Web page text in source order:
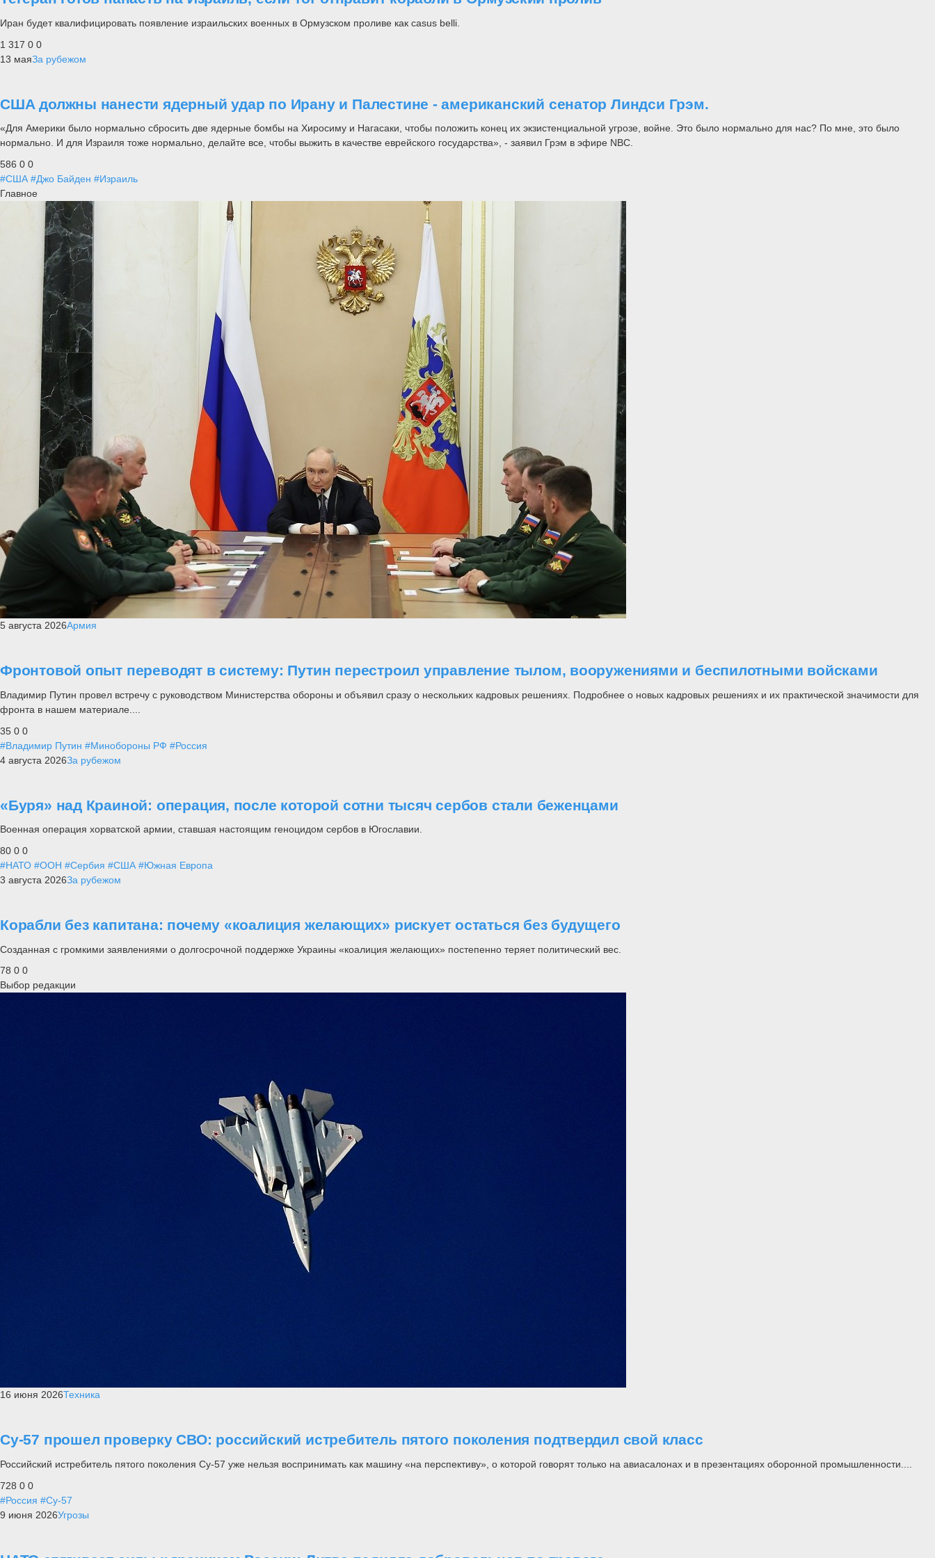
Иран будет квалифицировать появление израильских военных в Ормузском проливе как casus belli.
1 317 0 0
13 маяЗа рубежом
США должны нанести ядерный удар по Ирану и Палестине - американский сенатор Линдси Грэм.
«Для Америки было нормально сбросить две ядерные бомбы на Хиросиму и Нагасаки, чтобы положить конец их экзистенциальной угрозе, войне. Это было нормально для нас? По мне, это было
нормально. И для Израиля тоже нормально, делайте все, чтобы выжить в качестве еврейского государства», - заявил Грэм в эфире NBC.
586 0 0
#США #Джо Байден #Израиль
Главное
5 августа 2026Армия
Фронтовой опыт переводят в систему: Путин перестроил управление тылом, вооружениями и беспилотными войсками
Владимир Путин провел встречу с руководством Министерства обороны и объявил сразу о нескольких кадровых решениях. Подробнее о новых кадровых решениях и их практической значимости для
фронта в нашем материале....
35 0 0
#Владимир Путин #Минобороны РФ #Россия
4 августа 2026За рубежом
«Буря» над Краиной: операция, после которой сотни тысяч сербов стали беженцами
Военная операция хорватской армии, ставшая настоящим геноцидом сербов в Югославии.
80 0 0
#НАТО #ООН #Сербия #США #Южная Европа
3 августа 2026За рубежом
Корабли без капитана: почему «коалиция желающих» рискует остаться без будущего
Созданная с громкими заявлениями о долгосрочной поддержке Украины «коалиция желающих» постепенно теряет политический вес.
78 0 0
Выбор редакции
16 июня 2026Техника
Су-57 прошел проверку СВО: российский истребитель пятого поколения подтвердил свой класс
Российский истребитель пятого поколения Су-57 уже нельзя воспринимать как машину «на перспективу», о которой говорят только на авиасалонах и в презентациях оборонной промышленности....
728 0 0
#Россия #Су-57
9 июня 2026Угрозы